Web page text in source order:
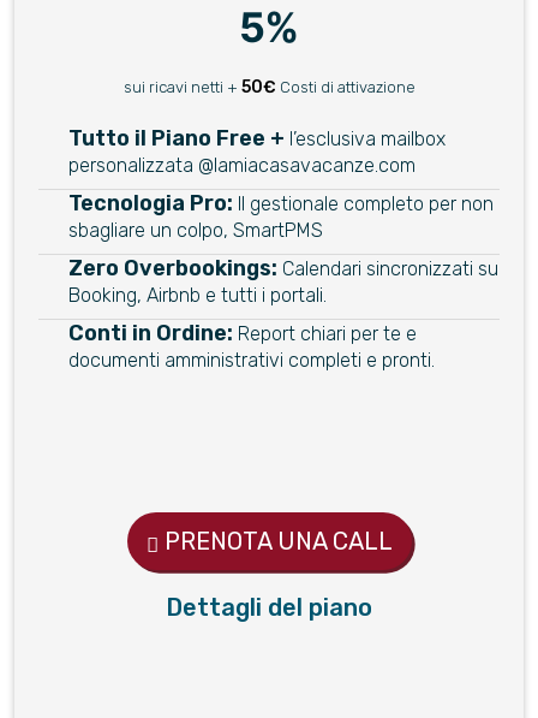
5%
sui ricavi netti + 50€ Costi di attivazione
Tutto il Piano Free + l’esclusiva mailbox
personalizzata @lamiacasavacanze.com
Tecnologia Pro: Il gestionale completo per non
sbagliare un colpo, SmartPMS
Zero Overbookings: Calendari sincronizzati su
Booking, Airbnb e tutti i portali.
Conti in Ordine: Report chiari per te e
documenti amministrativi completi e pronti.
PRENOTA UNA CALL
Dettagli del piano